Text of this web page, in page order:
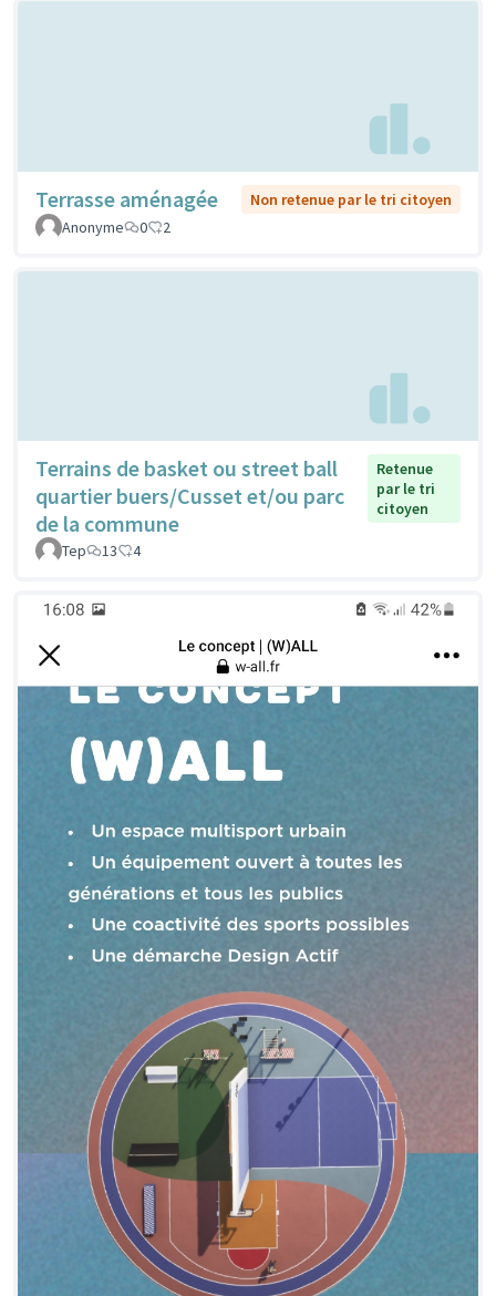
Terrasse aménagée
Non retenue par le tri citoyen
Anonyme
0 2
Terrains de basket ou street ball
quartier buers/Cusset et/ou parc
de la commune
Retenue
par le tri
citoyen
Tep 13 4